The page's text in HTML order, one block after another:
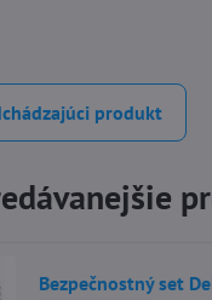
produkt
Bezpečnostný set